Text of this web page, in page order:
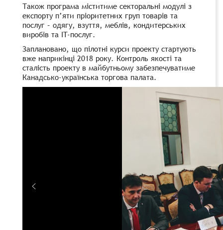
Також програма міститиме секторальні модулі з
експорту п’яти пріоритетних груп товарів та
послуг – одягу, взуття, меблів, кондитерських
виробів та IT-послуг.
Заплановано, що пілотні курси проекту стартують
вже наприкінці 2018 року. Контроль якості та
сталість проекту в майбутньому забезпечуватиме
Канадсько-українська торгова палата.